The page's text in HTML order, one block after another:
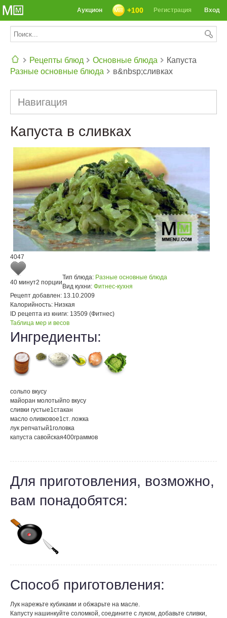
Вход
Регистрация
+100
Аукцион
Рецепты блюд
Основные блюда
Разные основные блюда
Капуста
в&nbsp;сливках
Навигация
Капуста в сливках
4047
40 минут2 порции
Тип блюда: Разные основные блюда
Вид кухни: Фитнес-кухня
Рецепт добавлен: 13.10.2009
Калорийность: Низкая
ID рецепта из книги: 13509 (Фитнес)
Таблица мер и весов
Ингредиенты:
сольпо вкусу
майоран молотыйпо вкусу
сливки густые1стакан
масло оливковое1ст. ложка
лук репчатый1головка
капуста савойская400граммов
Для приготовления, возможно,
вам понадобятся:
Способ приготовления:
Лук нарежьте кубиками и обжарьте на масле.
Капусту нашинкуйте соломкой, соедините с луком, добавьте сливки,